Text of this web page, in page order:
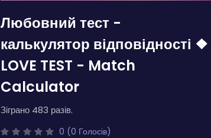
Любовний тест -
калькулятор відповідності ❖
LOVE TEST - Match
Calculator
Зіграно 483 разів.
0 (0 Голосів)